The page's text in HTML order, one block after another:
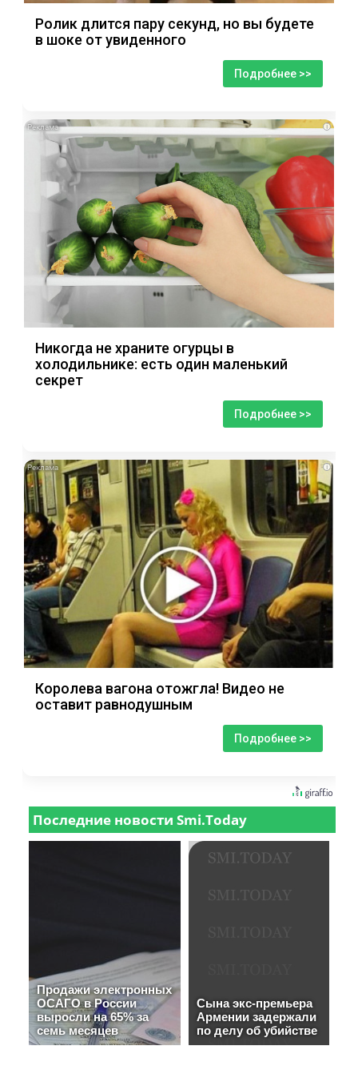
Ролик длится пару секунд, но вы будете
в шоке от увиденного
Подробнее >>
i
Никогда не храните огурцы в
холодильнике: есть один маленький
секрет
Подробнее >>
i
Королева вагона отожгла! Видео не
оставит равнодушным
Подробнее >>